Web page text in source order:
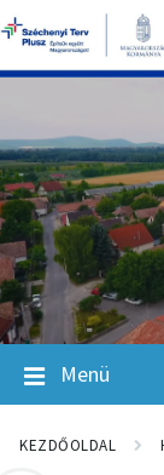
Menü
KEZDŐOLDAL